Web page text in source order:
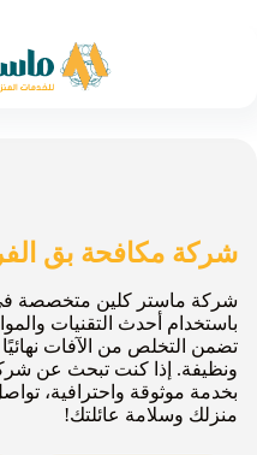
شركة مكافحة بق
شركة ماستر كلين متخصصة
باستخدام أحدث التقنيات
تضمن التخلص من الآفات
ونظيفة. إذا كنت تبحث عن
بخدمة موثوقة واحترافية،
منزلك وسلامة عائلتك!